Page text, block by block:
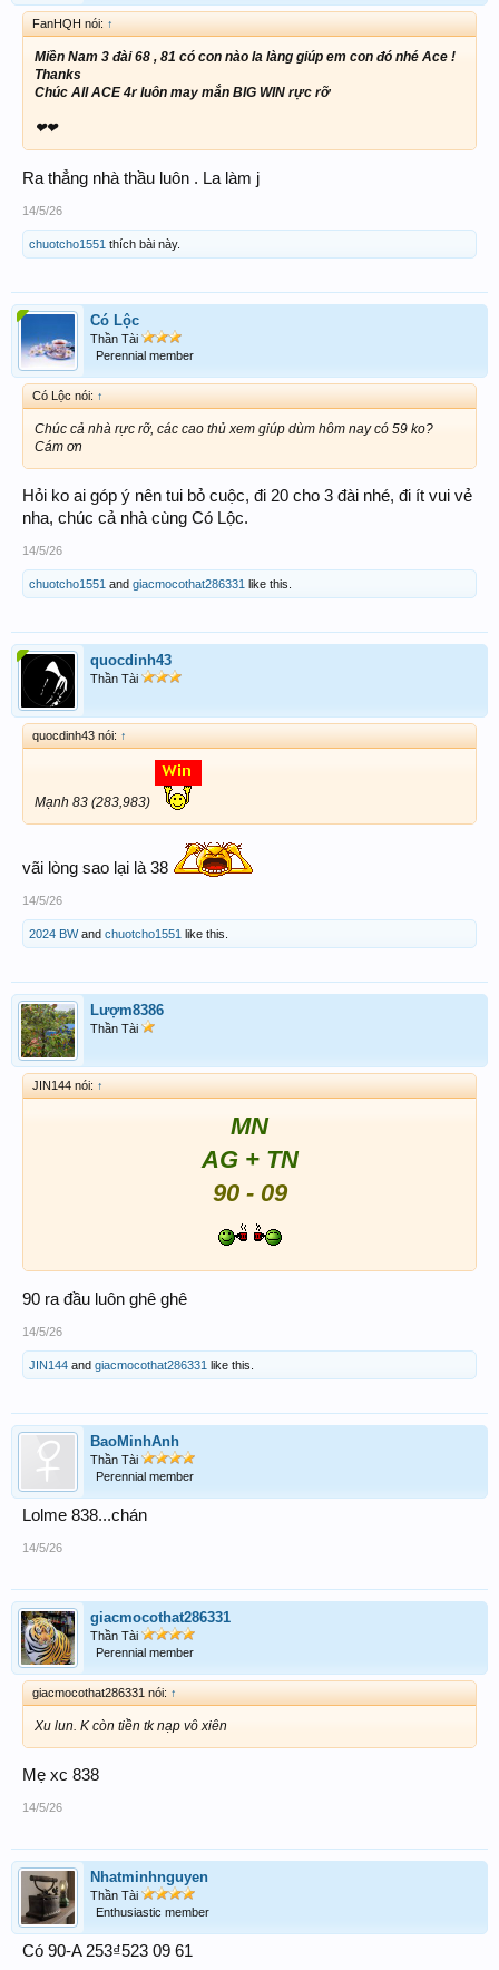
FanHQH nói: ↑
Miền Nam 3 đài 68 , 81 có con nào la làng giúp em con đó nhé Ace !
Thanks
Chúc All ACE 4r luôn may mắn BIG WIN rực rỡ
❤❤
Ra thẳng nhà thầu luôn . La làm j
14/5/26
chuotcho1551 thích bài này.
Có Lộc
Thần Tài
Perennial member
Có Lộc nói: ↑
Chúc cả nhà rực rỡ, các cao thủ xem giúp dùm hôm nay có 59 ko?
Cám ơn
Hỏi ko ai góp ý nên tui bỏ cuộc, đi 20 cho 3 đài nhé, đi ít vui vẻ
nha, chúc cả nhà cùng Có Lộc.
14/5/26
chuotcho1551 and giacmocothat286331 like this.
quocdinh43
Thần Tài
quocdinh43 nói: ↑
Mạnh 83 (283,983)
vãi lòng sao lại là 38
14/5/26
2024 BWand chuotcho1551 like this.
Lượm8386
Thần Tài
JIN144 nói: ↑
MN
AG + TN
90 - 09
90 ra đầu luôn ghê ghê
14/5/26
JIN144 and giacmocothat286331 like this.
BaoMinhAnh
Thần Tài
Perennial member
Lolme 838...chán
14/5/26
giacmocothat286331
Thần Tài
Perennial member
giacmocothat286331 nói: ↑
Xu lun. K còn tiền tk nạp vô xiên
Mẹ xc 838
14/5/26
Nhatminhnguyen
Thần Tài
Enthusiastic member
Có 90-A 253₫523 09 61